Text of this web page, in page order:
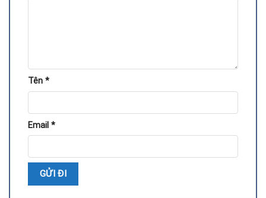
Quy trình thay IC điều khiển cần thực hiện bởi kỹ thuật viên
Tên *
Email *